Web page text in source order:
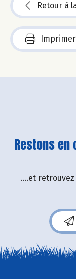
Retour à
Restons
....et